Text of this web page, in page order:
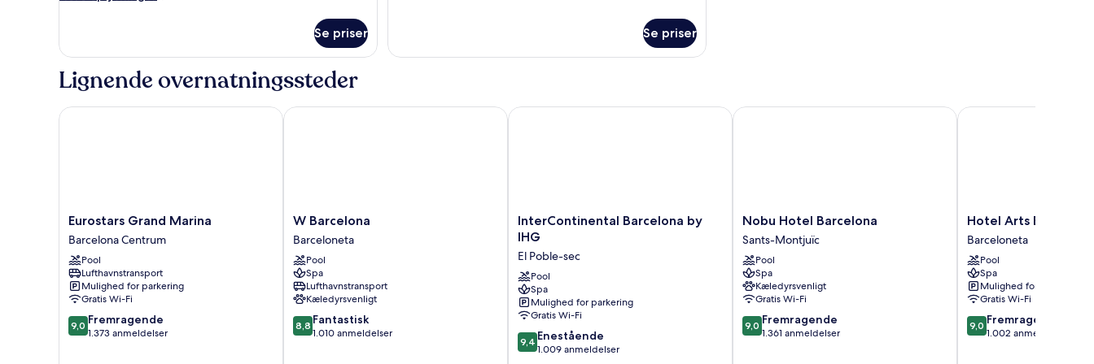
-
havudsigt
værelse
seng
Se priser
kingsize-
Se priser
Lignende overnatningssteder
Eurostars
Grand
Marina
Barcelona
Centrum
Eurostars Grand Marina
Barcelona Centrum
Pool
Lufthavnstransport
Mulighed for parkering
Gratis Wi-Fi
9.0
ud
9,0 Fremragende
1.373 anmeldelser
Eurostars Grand Marina
W
Barcelona
Barceloneta
W Barcelona
Barceloneta
Pool
Spa
Lufthavnstransport
Kæledyrsvenligt
8.8
ud
8,8 Fantastisk
1.010 anmeldelser
W Barcelona
InterContinental
Barcelona
IHG
El
Poble-
sec
InterContinental Barcelona by
IHG
El Poble-sec
Pool
Spa
Mulighed for parkering
Gratis Wi-Fi
9.4
ud
9,4 Enestående
1.009 anmeldelser
InterContinental Barcelona by IHG
Nobu
Hotel
Barcelona
Sants-
Montjuïc
Nobu Hotel Barcelona
Sants-Montjuïc
Pool
Spa
Kæledyrsvenligt
Gratis Wi-Fi
9.0
ud
9,0 Fremragende
1.361 anmeldelser
Nobu Hotel Barcelona
Hotel
Arts
Barcelona
Barceloneta
Hotel Arts Barcelona
Barceloneta
Pool
Spa
Mulighed for parkering
Gratis Wi-Fi
9.0
ud
9,0 Fremragende
1.002 anmeldelser
Hotel Arts Barcelona